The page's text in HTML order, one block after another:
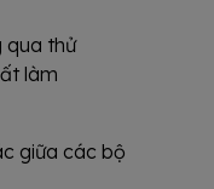
qua thử
làm
giữa các bộ